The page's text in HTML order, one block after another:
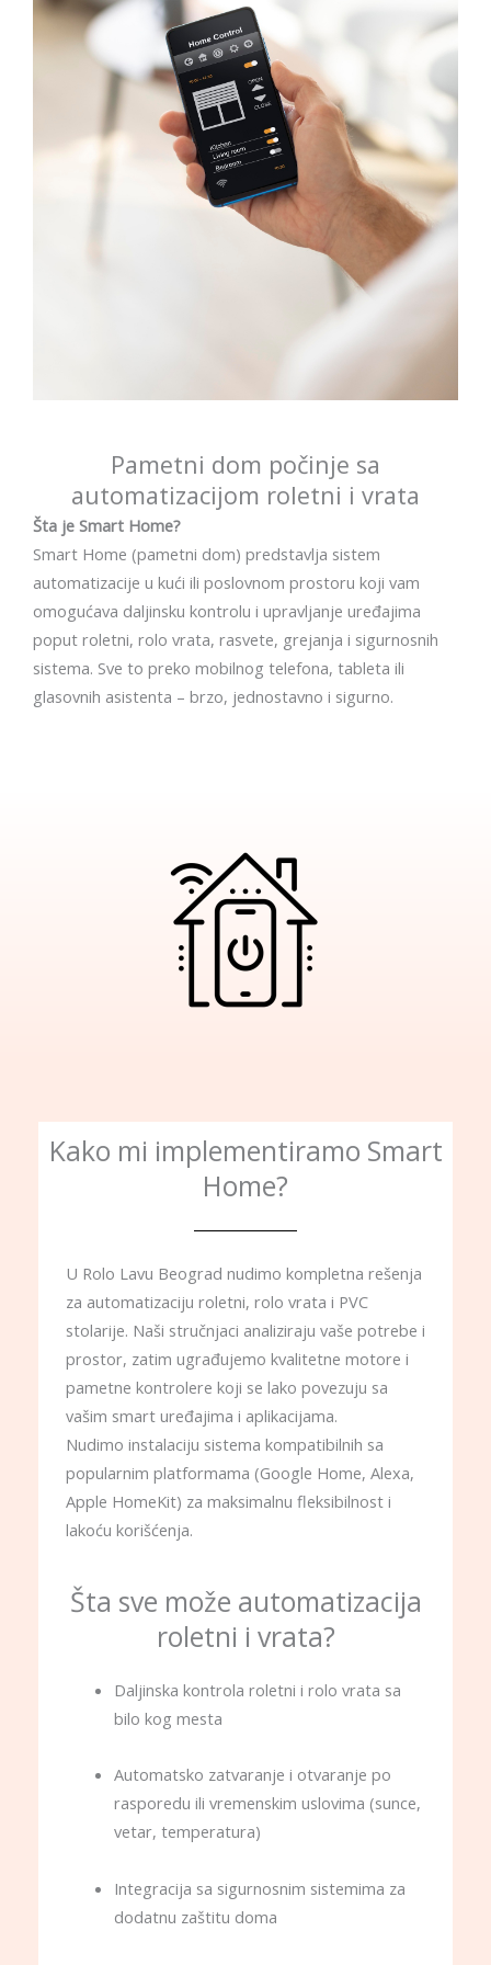
Pametni dom počinje sa
automatizacijom roletni i vrata
Šta je Smart Home?
Smart Home (pametni dom) predstavlja sistem
automatizacije u kući ili poslovnom prostoru koji vam
omogućava daljinsku kontrolu i upravljanje uređajima
poput roletni, rolo vrata, rasvete, grejanja i sigurnosnih
sistema. Sve to preko mobilnog telefona, tableta ili
glasovnih asistenta – brzo, jednostavno i sigurno.
Kako mi implementiramo Smart
Home?
U Rolo Lavu Beograd nudimo kompletna rešenja
za automatizaciju roletni, rolo vrata i PVC
stolarije. Naši stručnjaci analiziraju vaše potrebe i
prostor, zatim ugrađujemo kvalitetne motore i
pametne kontrolere koji se lako povezuju sa
vašim smart uređajima i aplikacijama.
Nudimo instalaciju sistema kompatibilnih sa
popularnim platformama (Google Home, Alexa,
Apple HomeKit) za maksimalnu fleksibilnost i
lakoću korišćenja.
Šta sve može automatizacija
roletni i vrata?
Daljinska kontrola roletni i rolo vrata sa
bilo kog mesta
Automatsko zatvaranje i otvaranje po
rasporedu ili vremenskim uslovima (sunce,
vetar, temperatura)
Integracija sa sigurnosnim sistemima za
dodatnu zaštitu doma